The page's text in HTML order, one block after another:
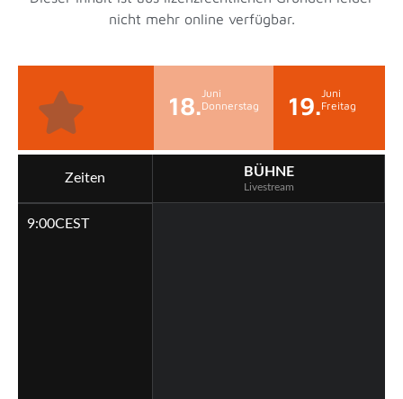
nicht mehr online verfügbar.
18. Juni
Donnerstag
19. Juni
Freitag
Zeiten BÜHNE
Livestream
9:00CEST